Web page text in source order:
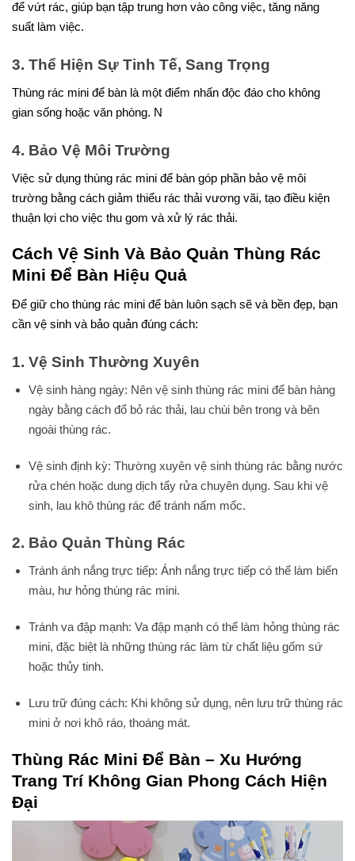
để vứt rác, giúp bạn tập trung hơn vào công việc, tăng năng
suất làm việc.
3. Thể Hiện Sự Tinh Tế, Sang Trọng
Thùng rác mini để bàn là một điểm nhấn độc đáo cho không
gian sống hoặc văn phòng. N
4. Bảo Vệ Môi Trường
Việc sử dụng thùng rác mini để bàn góp phần bảo vệ môi
trường bằng cách giảm thiểu rác thải vương vãi, tạo điều kiện
thuận lợi cho việc thu gom và xử lý rác thải.
Cách Vệ Sinh Và Bảo Quản Thùng Rác
Mini Để Bàn Hiệu Quả
Để giữ cho thùng rác mini để bàn luôn sạch sẽ và bền đẹp, bạn
cần vệ sinh và bảo quản đúng cách:
1. Vệ Sinh Thường Xuyên
Vệ sinh hàng ngày: Nên vệ sinh thùng rác mini để bàn hàng
ngày bằng cách đổ bỏ rác thải, lau chùi bên trong và bên
ngoài thùng rác.
Vệ sinh định kỳ: Thường xuyên vệ sinh thùng rác bằng nước
rửa chén hoặc dung dịch tẩy rửa chuyên dụng. Sau khi vệ
sinh, lau khô thùng rác để tránh nấm mốc.
2. Bảo Quản Thùng Rác
Tránh ánh nắng trực tiếp: Ánh nắng trực tiếp có thể làm biến
màu, hư hỏng thùng rác mini.
Tránh va đập mạnh: Va đập mạnh có thể làm hỏng thùng rác
mini, đặc biệt là những thùng rác làm từ chất liệu gốm sứ
hoặc thủy tinh.
Lưu trữ đúng cách: Khi không sử dụng, nên lưu trữ thùng rác
mini ở nơi khô ráo, thoáng mát.
Thùng Rác Mini Để Bàn – Xu Hướng
Trang Trí Không Gian Phong Cách Hiện
Đại